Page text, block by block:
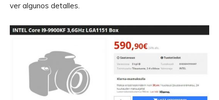
ver algunos detalles.